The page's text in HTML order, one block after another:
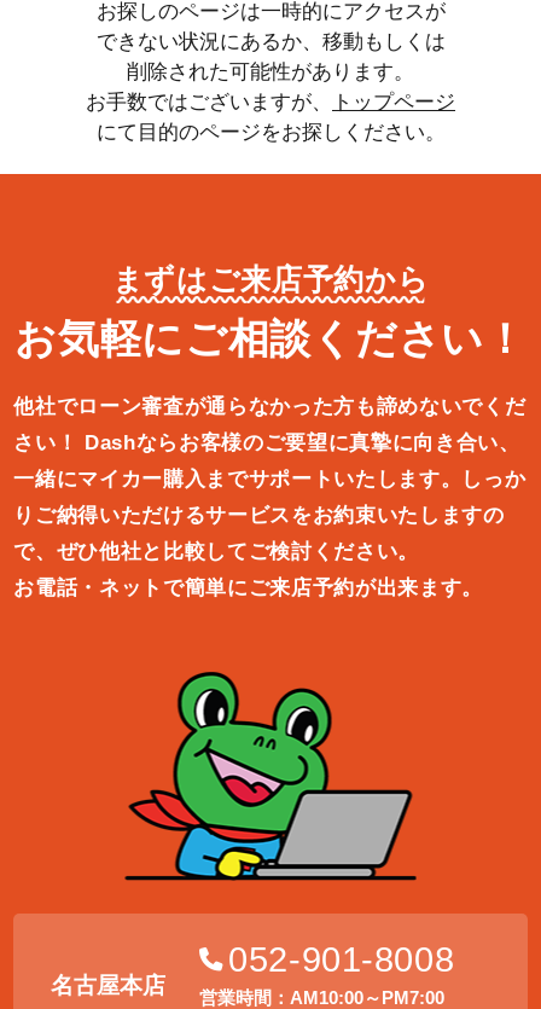
お探しのページは一時的にアクセスが
できない状況にあるか、移動もしくは
削除された可能性があります。
お手数ではございますが、
トップページ
にて目的のページをお探しください。
まずはご来店予約から
お気軽にご相談ください！
他社でローン審査が通らなかった方も諦めないでくだ
さい！
Dashならお客様のご要望に真摯に向き合い、
一緒にマイカー購入ま でサポートいたします。しっか
りご納得いただけるサービスをお約束いたしますの
で、ぜひ他社と比較してご検討ください。
お電話・ネットで簡単にご来店予約が出来ます。
名古屋本店
052-901-8008
営業時間：AM10:00～PM7:00